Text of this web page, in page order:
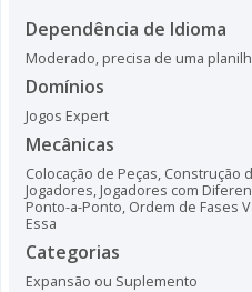
Dependência de Idioma
Moderado, precisa de uma
Domínios
Jogos Expert
Mecânicas
Colocação de Peças, Construção
Jogadores, Jogadores com
Ponto-a-Ponto, Ordem de Fases
Essa
Categorias
Expansão ou Suplemento